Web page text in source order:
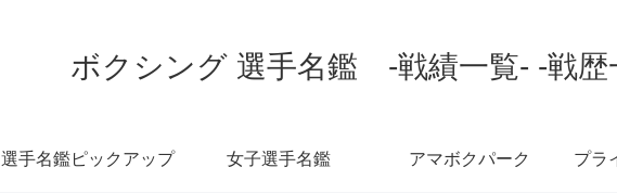
ボクシング 選手名鑑 -戦績一覧- -戦歴
選手名鑑ピックアップ 女子選手名鑑 アマボクパーク プラ